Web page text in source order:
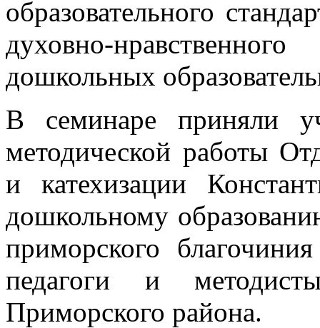
образовательного
духовно-
дошкольных
В семинаре приняли
методической работы
и катехизации
дошкольному
приморского
педагоги и
Приморского района.